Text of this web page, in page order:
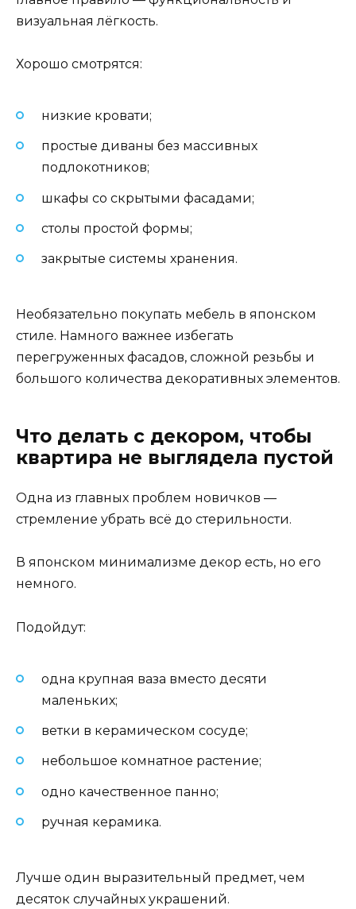
визуальная лёгкость.
Хорошо смотрятся:
низкие кровати;
простые диваны без массивных
подлокотников;
шкафы со скрытыми фасадами;
столы простой формы;
закрытые системы хранения.
Необязательно покупать мебель в японском
стиле. Намного важнее избегать
перегруженных фасадов, сложной резьбы и
большого количества декоративных элементов.
Что делать с декором, чтобы
квартира не выглядела пустой
Одна из главных проблем новичков —
стремление убрать всё до стерильности.
В японском минимализме декор есть, но его
немного.
Подойдут:
одна крупная ваза вместо десяти
маленьких;
ветки в керамическом сосуде;
небольшое комнатное растение;
одно качественное панно;
ручная керамика.
Лучше один выразительный предмет, чем
десяток случайных украшений.